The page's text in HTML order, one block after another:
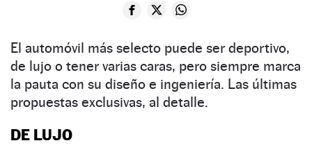
El automóvil más selecto puede ser deportivo,
de lujo o tener varias caras, pero siempre marca
la pauta con su diseño e ingeniería. Las últimas
propuestas exclusivas, al detalle.
DE LUJO